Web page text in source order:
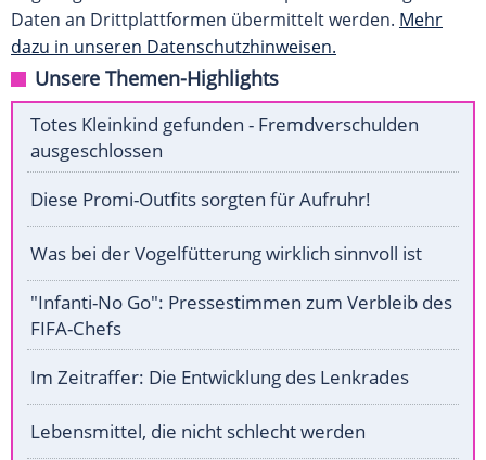
Daten an Drittplattformen übermittelt werden. Mehr
dazu in unseren Datenschutzhinweisen.
Unsere Themen-Highlights
Totes Kleinkind gefunden - Fremdverschulden
ausgeschlossen
Diese Promi-Outfits sorgten für Aufruhr!
Was bei der Vogelfütterung wirklich sinnvoll ist
"Infanti-No Go": Pressestimmen zum Verbleib des
FIFA-Chefs
Im Zeitraffer: Die Entwicklung des Lenkrades
Lebensmittel, die nicht schlecht werden